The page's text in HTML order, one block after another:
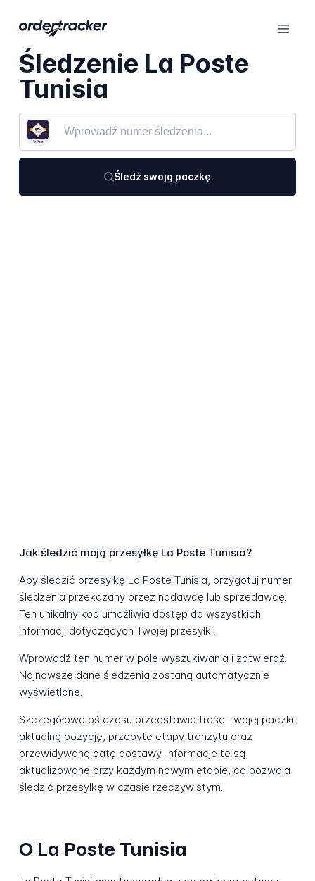
Śledzenie La Poste
Tunisia
Śledź swoją paczkę
Jak śledzić moją przesyłkę La Poste Tunisia?
Aby śledzić przesyłkę La Poste Tunisia, przygotuj numer
śledzenia przekazany przez nadawcę lub sprzedawcę.
Ten unikalny kod umożliwia dostęp do wszystkich
informacji dotyczących Twojej przesyłki.
Wprowadź ten numer w pole wyszukiwania i zatwierdź.
Najnowsze dane śledzenia zostaną automatycznie
wyświetlone.
Szczegółowa oś czasu przedstawia trasę Twojej paczki:
aktualną pozycję, przebyte etapy tranzytu oraz
przewidywaną datę dostawy. Informacje te są
aktualizowane przy każdym nowym etapie, co pozwala
śledzić przesyłkę w czasie rzeczywistym.
O La Poste Tunisia